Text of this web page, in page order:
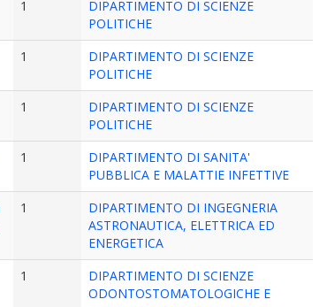
1
DIPARTIMENTO DI SCIENZE
POLITICHE
1
DIPARTIMENTO DI SCIENZE
POLITICHE
1
DIPARTIMENTO DI SCIENZE
POLITICHE
1
DIPARTIMENTO DI SANITA'
PUBBLICA E MALATTIE INFETTIVE
1
DIPARTIMENTO DI INGEGNERIA
ASTRONAUTICA, ELETTRICA ED
ENERGETICA
1
DIPARTIMENTO DI SCIENZE
ODONTOSTOMATOLOGICHE E